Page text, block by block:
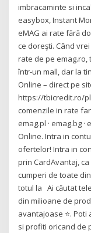
imbracaminte si
easybox, Instant
eMAG ai rate fără
ce doreşti. Când
rate de pe emag.ro,
într-un mall, dar la
Online – direct pe
https://tbicredit.ro/
comenzile in rate
emag.pl · emag.bg
Online. Intra in
ofertelor! Intra in
prin CardAvantaj,
cumperi de toate
totul la Ai căutat
din milioane de
avantajoase ⭐.
si profiti oricand de